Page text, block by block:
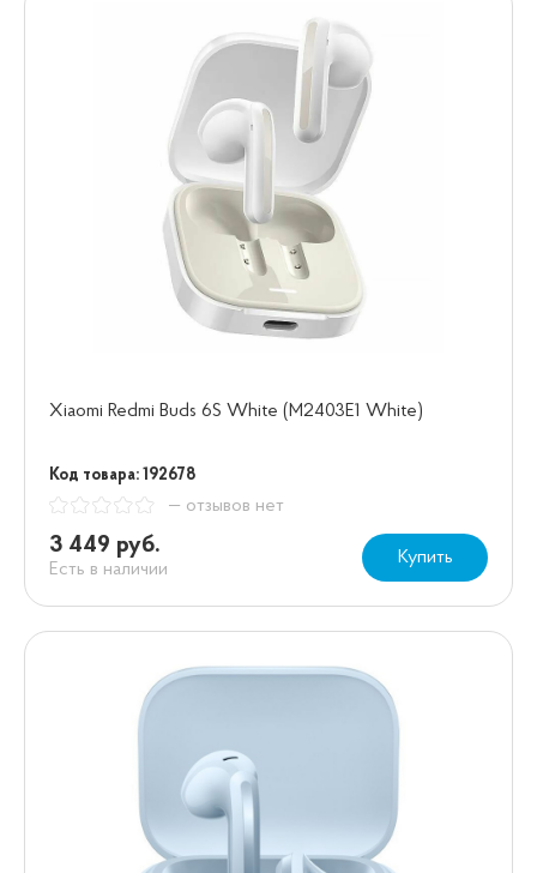
Xiaomi Redmi Buds 6S White (M2403E1 White)
Код товара: 192678
— отзывов нет
3 449 руб.
Есть в наличии
Купить